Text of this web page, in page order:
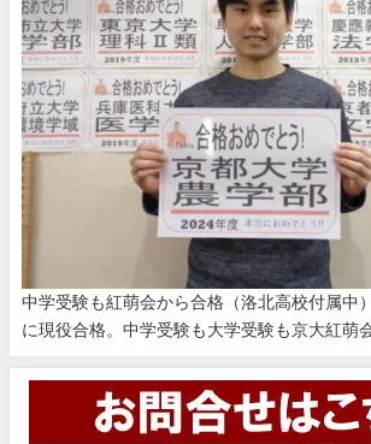
中学受験も紅萌会から合格（洛北高校付属中
に現役合格。中学受験も大学受験も京大紅萌